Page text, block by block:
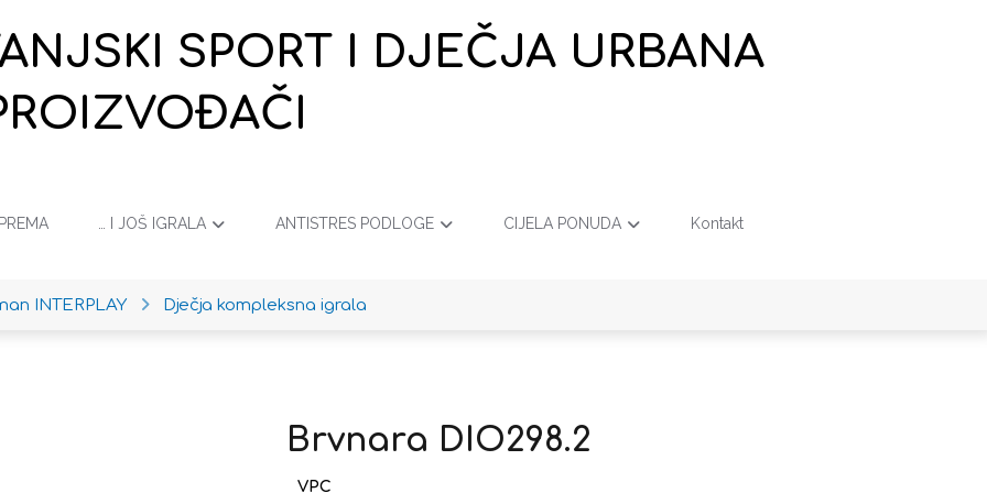
SPORT I DJEČJA URBANA
… I JOŠ IGRALA ANTISTRES PODLOGE CIJELA PONUDA Kontakt
INTERPLAY Dječja kompleksna igrala
Brvnara DIO298.2